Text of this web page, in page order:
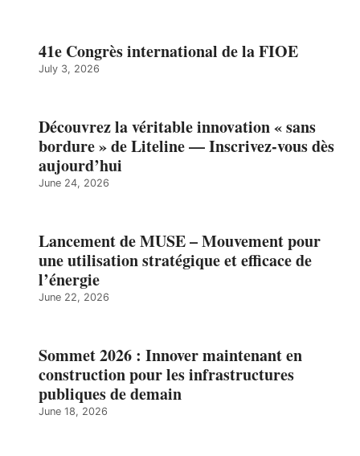
41e Congrès international de la FIOE
July 3, 2026
Découvrez la véritable innovation « sans
bordure » de Liteline — Inscrivez-vous dès
aujourd’hui
June 24, 2026
Lancement de MUSE – Mouvement pour
une utilisation stratégique et efficace de
l’énergie
June 22, 2026
Sommet 2026 : Innover maintenant en
construction pour les infrastructures
publiques de demain
June 18, 2026